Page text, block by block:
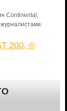
Continental,
200, ©